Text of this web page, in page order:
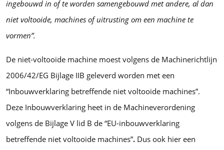
ingebouwd in of te worden samengebouwd met andere, al dan
niet voltooide, machines of uitrusting om een machine te
vormen”.
De niet-voltooide machine moest volgens de Machinerichtlijn
2006/42/EG Bijlage IIB geleverd worden met een
“Inbouwverklaring betreffende niet voltooide machines”.
Deze Inbouwverklaring heet in de Machineverordening
volgens de Bijlage V lid B de “EU-inbouwverklaring
betreffende niet voltooide machines”. Dus ook hier een